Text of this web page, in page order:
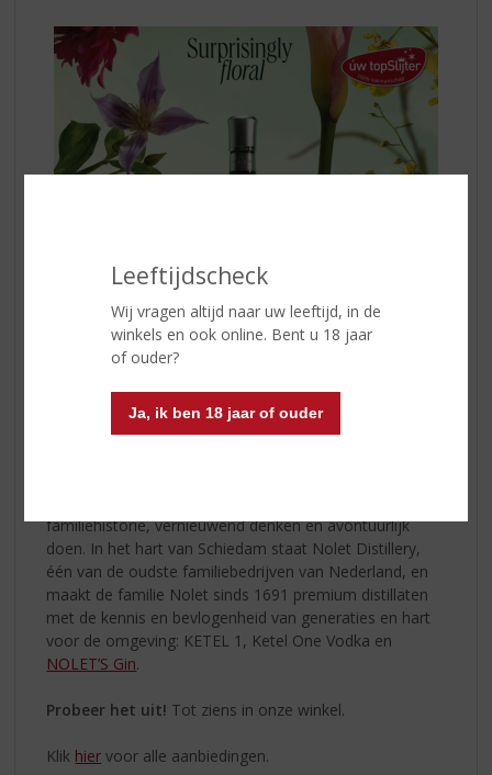
Leeftijdscheck
Wij vragen altijd naar uw leeftijd, in de
winkels en ook online. Bent u 18 jaar
of ouder?
Ja, ik ben 18 jaar of ouder
De bloemige en fruitigeNOLET’S Ginwordt gebotteld
op 47,6% Alc./Vol. en komt het beste tot zijn recht met
Franklin & Sons tonicin een mooi longdrinkglas
familiehistorie, vernieuwend denken en avontuurlijk
doen. In het hart van Schiedam staat Nolet Distillery,
één van de oudste familiebedrijven van Nederland, en
maakt de familie Nolet sinds 1691 premium distillaten
met de kennis en bevlogenheid van generaties en hart
voor de omgeving: KETEL 1, Ketel One Vodka en
NOLET’S Gin.
Probeer het uit! Tot ziens in onze winkel.
Klik hier voor alle aanbiedingen.